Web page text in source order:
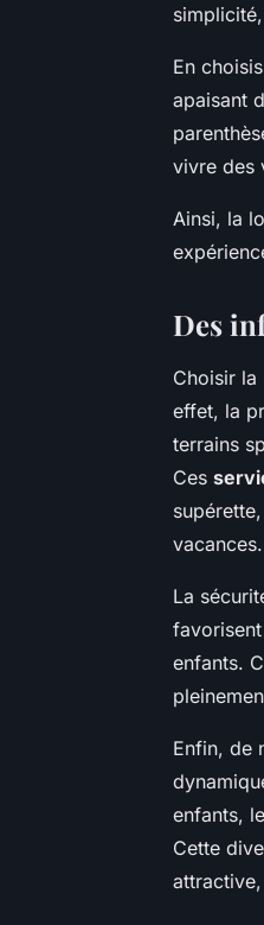
En
apaisant
vivre des
Ainsi, la
Des
Choisir la
effet, la
terrains
Ces
vacances.
La
enfants.
Enfin, de
enfants,
Cette